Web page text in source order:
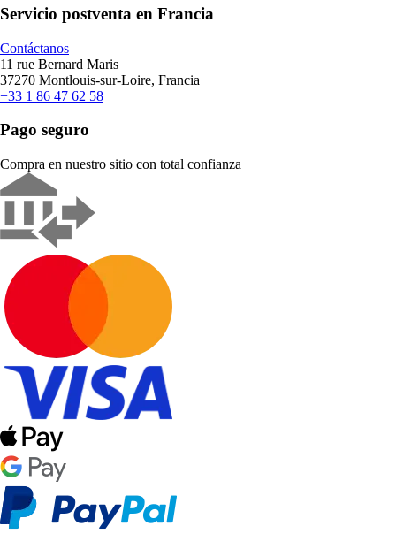
Servicio postventa en Francia
Contáctanos
11 rue Bernard Maris
37270 Montlouis-sur-Loire, Francia
+33 1 86 47 62 58
Pago seguro
Compra en nuestro sitio con total confianza